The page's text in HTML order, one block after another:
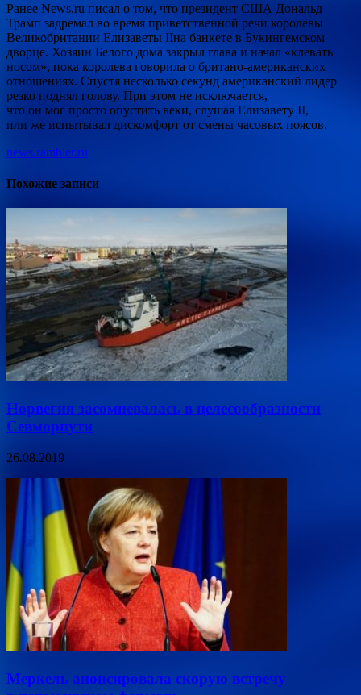
Ранее News.ru писал о том, что президент США Дональд
Трамп задремал во время приветственной речи королевы
Великобритании Елизаветы IIна банкете в Букингемском
дворце. Хозяин Белого дома закрыл глава и начал «клевать
носом», пока королева говорила о британо-американских
отношениях. Спустя несколько секунд американский лидер
резко поднял голову. При этом не исключается,
что он мог просто опустить веки, слушая Елизавету II,
или же испытывал дискомфорт от смены часовых поясов.
news.rambler.ru
Похожие записи
Норвегия засомневалась в целесообразности
Севморпути
26.08.2019
Меркель анонсировала скорую встречу